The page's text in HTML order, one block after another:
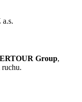
Group,
ruchu.